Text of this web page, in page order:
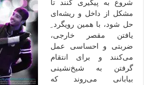
شروع به پیگیری کنند تا
مشکل از داخل و ریشه‌ای
حل شود،‌ با همین رویگرد ِ
یافتن مقصر خارجی،
ضربتی و احساسی عمل
می‌‌کنند و برای انتقام
گرفتن به شیخ‌نشینی
بیابانی می‌روند که